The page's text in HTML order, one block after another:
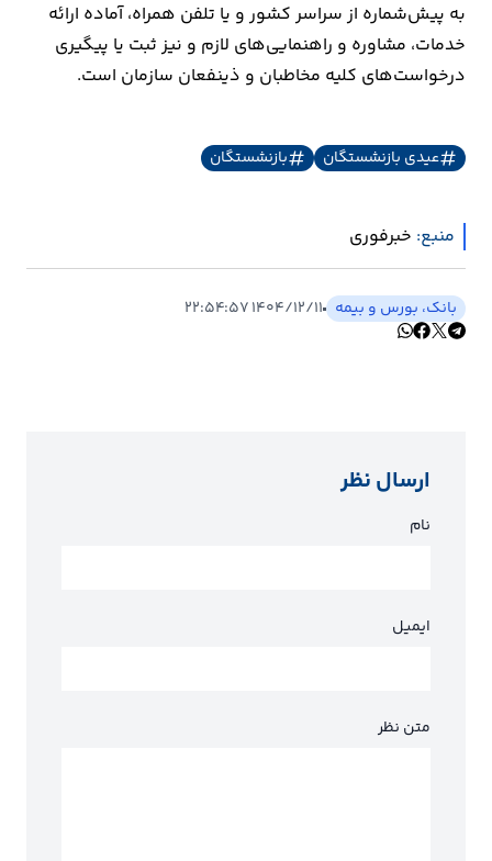
به پیش‌شماره از سراسر کشور و یا تلفن همراه، آماده ارائه
خدمات، مشاوره و راهنمایی‌های لازم و نیز ثبت یا پیگیری
درخواست‌های کلیه مخاطبان و ذینفعان سازمان است.
عیدی بازنشستگان بازنشستگان
منبع: خبرفوری
بانک، بورس و بیمه ۱۴۰۴/۱۲/۱۱ ۲۲:۵۴:۵۷
ارسال نظر
نام
ایمیل
متن نظر